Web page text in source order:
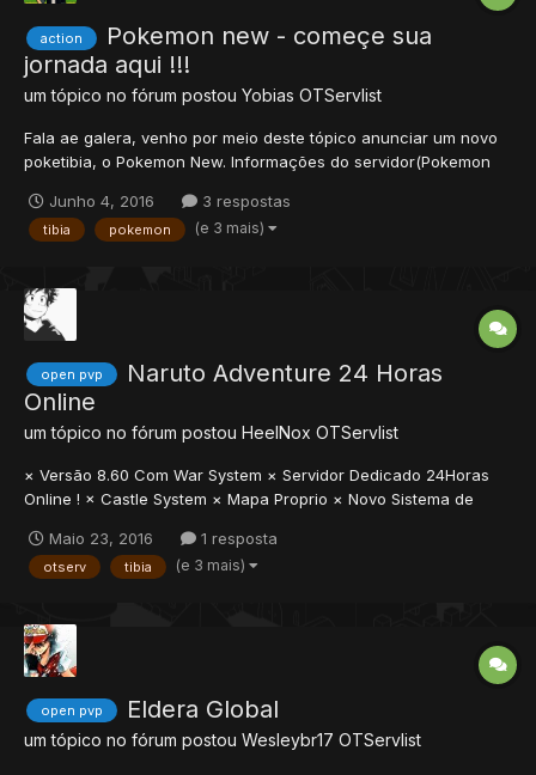
action
Pokemon new - começe sua
jornada aqui !!!
um tópico no fórum postou Yobias OTServlist
Fala ae galera, venho por meio deste tópico anunciar um novo
poketibia, o Pokemon New. Informações do servidor(Pokemon
daycare 100% *Mega evolução por talkaction 100% *Ditto
system 100%...
Junho 4, 2016 3 respostas
tibia pokemon (e 3 mais)
open pvp
Naruto Adventure 24 Horas
Online
um tópico no fórum postou HeelNox OTServlist
× Versão 8.60 Com War System × Servidor Dedicado 24Horas
Online ! × Castle System × Mapa Proprio × Novo Sistema de
Free, 6 Vocações Vip (Embreve Mais) × Exp: 150x Inicial com
Stages × ML: 50x × Skills: 50x × Site: http://ntoa...
Maio 23, 2016 1 resposta
otserv tibia (e 3 mais)
open pvp Eldera Global
um tópico no fórum postou Wesleybr17 OTServlist